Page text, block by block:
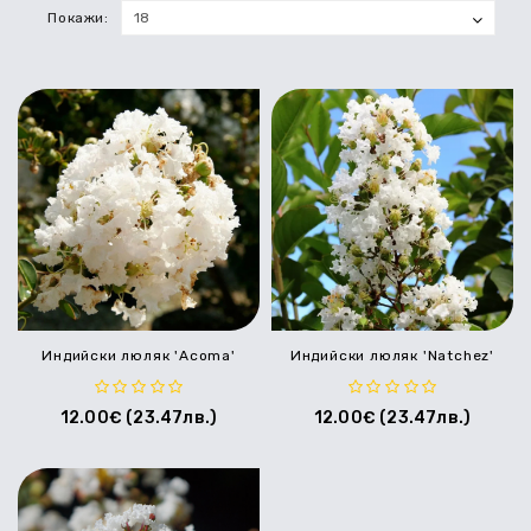
ХОСТИ
ТОРОВЕ
НАЙ-
ПОПУЛЯРНИ
ДЪРВОВИДЕН
БОЖУР
МАГНОЛИИ
Покажи:
Индийски люляк 'Acoma'
12.00€ (23.47лв.)
Индийски люляк 'Natchez'
12.00€ (23.47лв.)